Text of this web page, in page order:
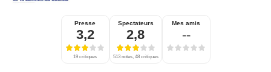
Presse
3,2
19 critiques
Spectateurs
2,8
513 notes, 48 critiques
Mes amis
--